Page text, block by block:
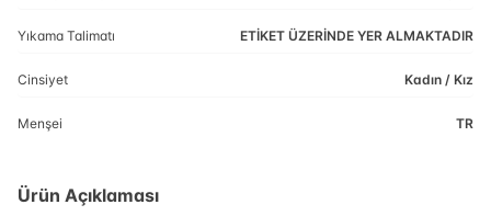
Yıkama Talimatı ETİKET ÜZERİNDE YER ALMAKTADIR
Cinsiyet Kadın / Kız
Menşei TR
Ürün Açıklaması